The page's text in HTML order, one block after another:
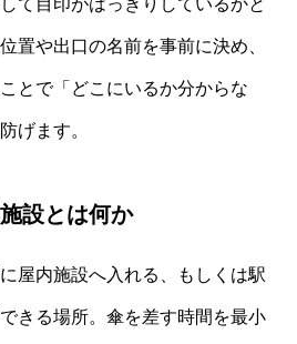
置や出口の名前を事前に決め、
とで「どこにいるか分からな
げます。
設とは何か
屋内施設へ入れる、もしくは駅
きる場所。傘を差す時間を最小